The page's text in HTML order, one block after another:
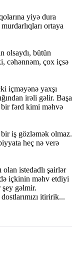
yiyə dura
ortaya
olsaydı, bütün
cəhənnəm, çox içsə
içməyənə yaxşı
irəli gəlir. Başa
fərd kimi məhvə
iş gözləmək olmaz.
heç nə verə
istedadlı şairlər
içkinin məhv etdiyi
gəlmir.
itiririk...